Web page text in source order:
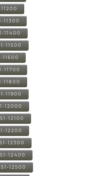
11200
11300
11400
11500
11600
11700
11800
11900
12000
12100
12200
12300
12400
12500